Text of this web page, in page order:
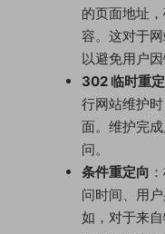
的页面地址
容。这对于
以避免用户因
302 临时重
行网站维护
面。维护完
问。
条件重定向
问时间、用
如，对于来